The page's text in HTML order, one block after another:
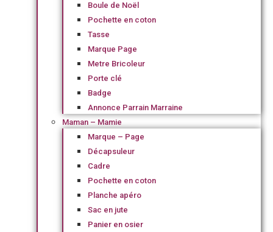
Boule de Noël
Pochette en coton
Tasse
Marque Page
Metre Bricoleur
Porte clé
Badge
Annonce Parrain Marraine
Maman – Mamie
Marque – Page
Décapsuleur
Cadre
Pochette en coton
Planche apéro
Sac en jute
Panier en osier